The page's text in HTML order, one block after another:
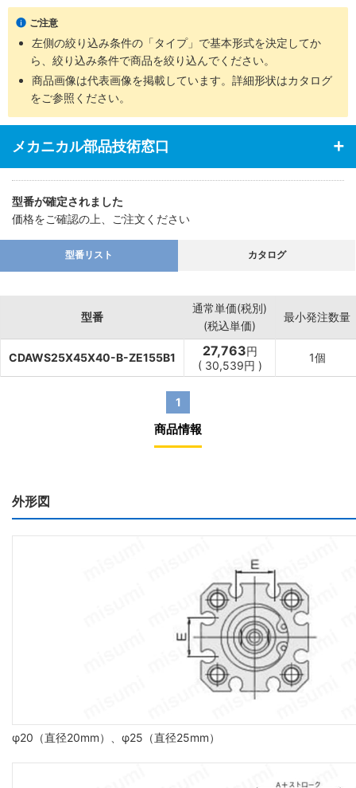
が可能
【用途】
・あらゆる業界の空気圧機器や生産ラインに対応
ご注意
左側の絞り込み条件の「タイプ」で基本形式を決定してか
ら、絞り込み条件で商品を絞り込んでください。
商品画像は代表画像を掲載しています。詳細形状はカタログ
をご参照ください。
メカニカル部品技術窓口
型番が確定されました
価格をご確認の上、ご注文ください
型番リスト カタログ
型番
通常単価(税別)
(税込単価)
最小発注数量
CDAWS25X45X40-B-ZE155B1 27,763円
( 30,539円 )
1個
1
商品情報
外形図
φ20（直径20mm）、φ25（直径25mm）